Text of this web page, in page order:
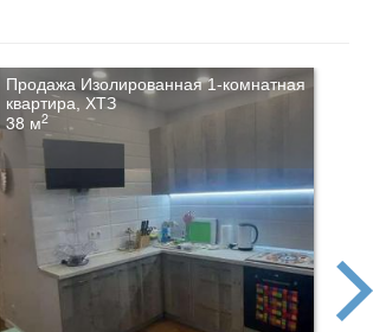
Продажа Изолированная 1-комнатная
квартира, ХТЗ
38 м2
next